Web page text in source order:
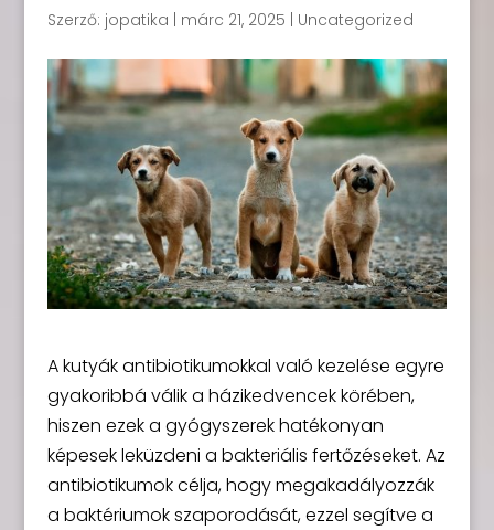
Szerző: jopatika márc 21, 2025 Uncategorized
A kutyák antibiotikumokkal való kezelése egyre
gyakoribbá válik a házikedvencek körében,
hiszen ezek a gyógyszerek hatékonyan
képesek leküzdeni a bakteriális fertőzéseket. Az
antibiotikumok célja, hogy megakadályozzák
a baktériumok szaporodását, ezzel segítve a